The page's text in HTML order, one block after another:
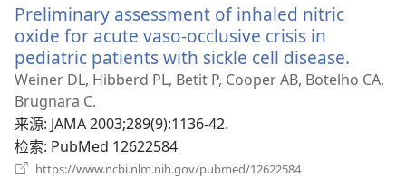
窗
口）
Preliminary assessment of inhaled nitric
oxide for acute vaso-occlusive crisis in
pediatric patients with sickle cell disease.
开
Weiner DL, Hibberd PL, Betit P, Cooper AB, Botelho CA,
Brugnara C.
来源‎: JAMA 2003;289(9):1136-42.
检索‎: PubMed 12622584
https://www.ncbi.nlm.nih.gov/pubmed/12622584